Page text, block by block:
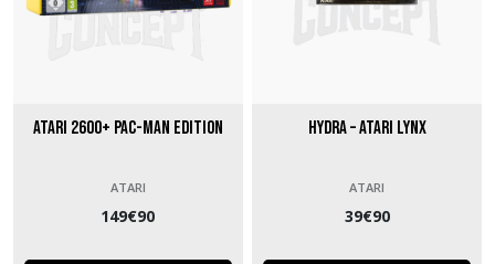
Atari 2600+ Pac-Man Edition
ATARI
149€90
Hydra – Atari Lynx
ATARI
39€90